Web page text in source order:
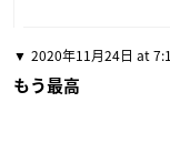
2020年11月24日 at
もう最高